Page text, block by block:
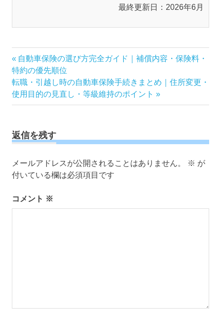
最終更新日：2026年6月
投
稿
ナ
ビ
シ
ン
前
の
記
事:
自動車保険の選び方完全ガイド｜補償内容・保険料・
特約の優先順位
次
の
記
転職・引越し時の自動車保険手続きまとめ｜住所変更・
使用目的の見直し・等級維持のポイント
返信を残す
メールアドレスが公開されることはありません。 ※ が
付いている欄は必須項目です
コメント ※